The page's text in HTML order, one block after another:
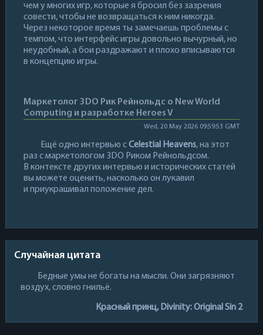
чем у многих игр, которые я бросил без зазрения
совести, чтобы не возвращаться к ним никогда.
Через некоторое время ты замечаешь проблемы с
темпом, что интерфейс игры довольно вычурный, но
неудобный, а бои раздражают и плохо вписываются
в концепцию игры.
Маркетолог 3DO Рик Рейнольдс о New World
Computing и разработке Heroes V
Wed, 20 May 2026 09:59:53 GMT
Ещё одно интервью сCelestial Heavens, на этот
раз с маркетологом 3DO Риком Рейнольдсом.
В контексте других интервью и исторических статей
вы можете оценить, насколько он лукавил
и приукрашивал положение дел.
Случайная цитата
Бедные умы не богаты на мысли. Они загрязняют
воздух, словно гнильё.
Красный принц, Divinity: Original Sin 2